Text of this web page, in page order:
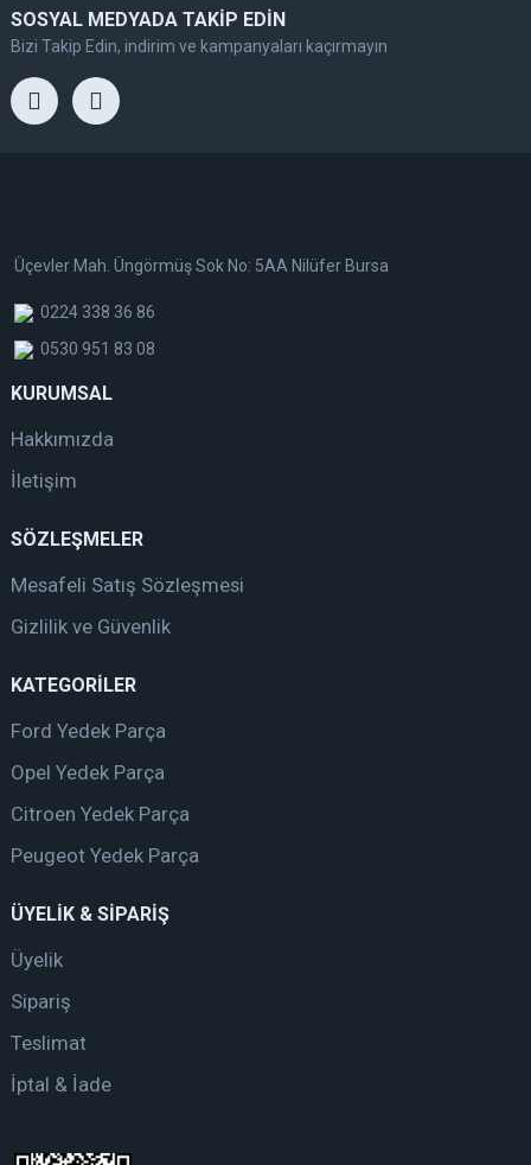
SOSYAL MEDYADA TAKİP EDİN
Bizi Takip Edin, indirim ve kampanyaları kaçırmayın
Üçevler Mah. Üngörmüş Sok No: 5AA Nilüfer Bursa
0224 338 36 86
0530 951 83 08
KURUMSAL
Hakkımızda
İletişim
SÖZLEŞMELER
Mesafeli Satış Sözleşmesi
Gizlilik ve Güvenlik
KATEGORİLER
Ford Yedek Parça
Opel Yedek Parça
Citroen Yedek Parça
Peugeot Yedek Parça
ÜYELİK & SİPARİŞ
Üyelik
Sipariş
Teslimat
İptal & İade